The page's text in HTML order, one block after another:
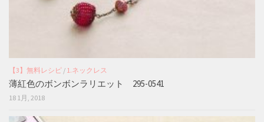
【3】無料レシピ / 1.ネックレス
薄紅色のボンボンラリエット 295-0541
18 1月, 2018